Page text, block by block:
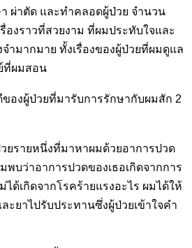
ผ่าตัด และทำคลอดผู้ป่วย จำนวน
องราวที่สวยงาม ที่ผมประทับใจและ
ำมากมาย ทั้งเรื่องของผู้ป่วยที่ผมดูแล
ที่ผมสอน
ของผู้ป่วยที่มารับการรักษากับผมสัก 2
วยรายหนึ่งที่มาหาผมด้วยอาการปวด
พบว่าอาการปวดของเธอเกิดจากการ
ได้เกิดจากโรคร้ายแรงอะไร ผมได้ให้
ะยาไปรับประทานซึ่งผู้ป่วยเข้าใจคำ